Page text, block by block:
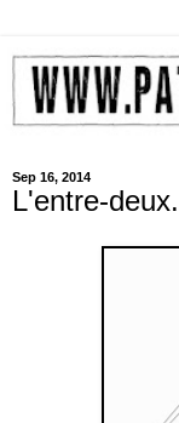
Sep 16, 2014
L'entre-